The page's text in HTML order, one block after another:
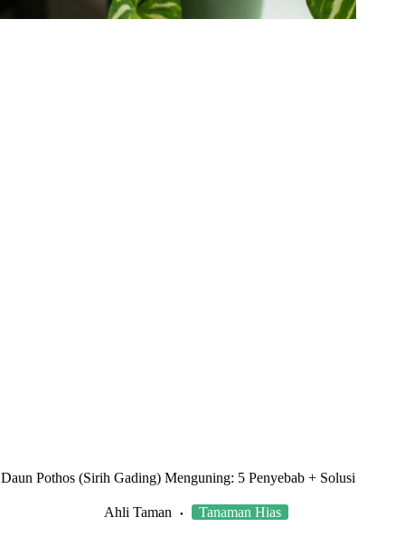
Daun Pothos (Sirih Gading) Menguning: 5 Penyebab + Solusi
Ahli Taman Tanaman Hias